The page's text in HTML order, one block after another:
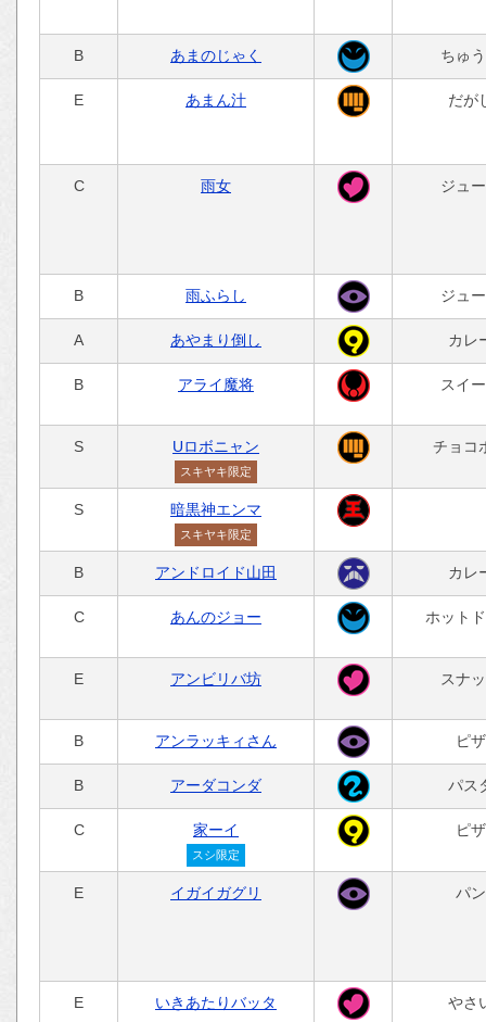
B あまのじゃく ちゅ
E あまん汁 だが
C 雨女 ジュ
B 雨ふらし ジュ
A あやまり倒し カレ
B アライ魔将 スイ
S Uロボニャン
スキヤキ限定
チョコ
S 暗黒神エンマ
スキヤキ限定
B アンドロイド山田 カレ
C あんのジョー ホット
E アンビリバ坊 スナ
B アンラッキィさん ピザ
B アーダコンダ パス
C 家ーイ
スシ限定
ピザ
E イガイガグリ パン
E いきあたりバッタ やさ